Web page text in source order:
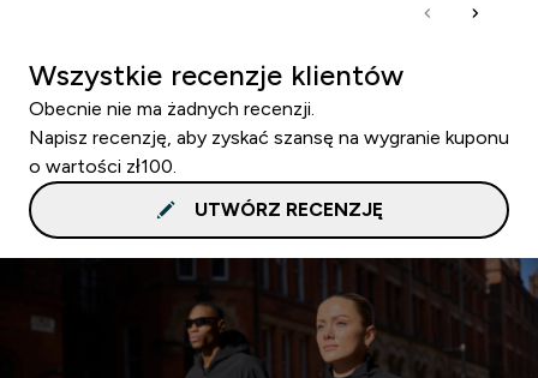
Wszystkie recenzje klientów
Obecnie nie ma żadnych recenzji.
Napisz recenzję, aby zyskać szansę na wygranie kuponu
o wartości zł100.
UTWÓRZ RECENZJĘ